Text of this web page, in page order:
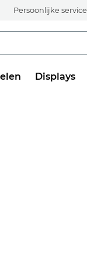
Persoonlijke service
Displays